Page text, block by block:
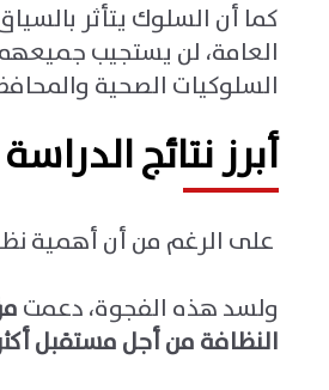
كما أن السلوك يتأثر
العامة، لن يستجيب
السلوكيات الصحية
أبرز نتائج
على الرغم من أن أهمية
ولسد هذه الفجوة، دعمت
النظافة من أجل مستقبل